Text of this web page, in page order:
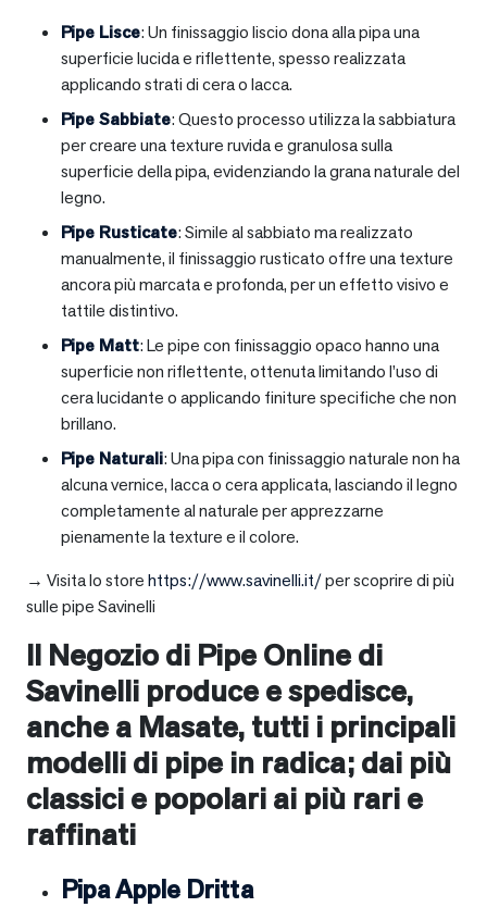
Pipe Lisce: Un finissaggio liscio dona alla pipa una
superficie lucida e riflettente, spesso realizzata
applicando strati di cera o lacca.
Pipe Sabbiate: Questo processo utilizza la sabbiatura
per creare una texture ruvida e granulosa sulla
superficie della pipa, evidenziando la grana naturale del
legno.
Pipe Rusticate: Simile al sabbiato ma realizzato
manualmente, il finissaggio rusticato offre una texture
ancora più marcata e profonda, per un effetto visivo e
tattile distintivo.
Pipe Matt: Le pipe con finissaggio opaco hanno una
superficie non riflettente, ottenuta limitando l’uso di
cera lucidante o applicando finiture specifiche che non
brillano.
Pipe Naturali: Una pipa con finissaggio naturale non ha
alcuna vernice, lacca o cera applicata, lasciando il legno
completamente al naturale per apprezzarne
pienamente la texture e il colore.
→ Visita lo storehttps://www.savinelli.it/per scoprire di più
sulle pipe Savinelli
Il Negozio di Pipe Online di
Savinelli produce e spedisce,
anche a Masate, tutti i principali
modelli di pipe in radica; dai più
classici e popolari ai più rari e
raffinati
Pipa Apple Dritta